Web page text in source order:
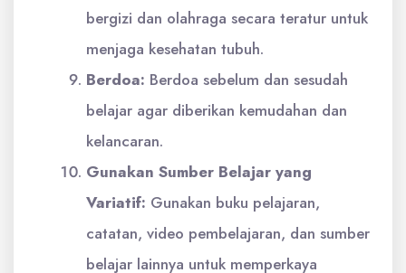
bergizi dan olahraga secara teratur untuk
menjaga kesehatan tubuh.
Berdoa: Berdoa sebelum dan sesudah
belajar agar diberikan kemudahan dan
kelancaran.
Gunakan Sumber Belajar yang
Variatif: Gunakan buku pelajaran,
catatan, video pembelajaran, dan sumber
belajar lainnya untuk memperkaya